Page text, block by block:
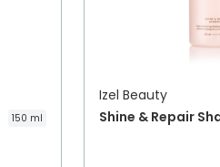
150 ml
Izel Beauty
Shine & Repair